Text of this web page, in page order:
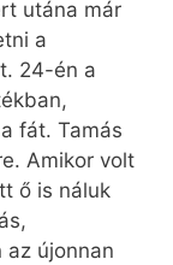
utána már
a
24-én a
fát. Tamás
Amikor volt
ő is náluk
az újonnan